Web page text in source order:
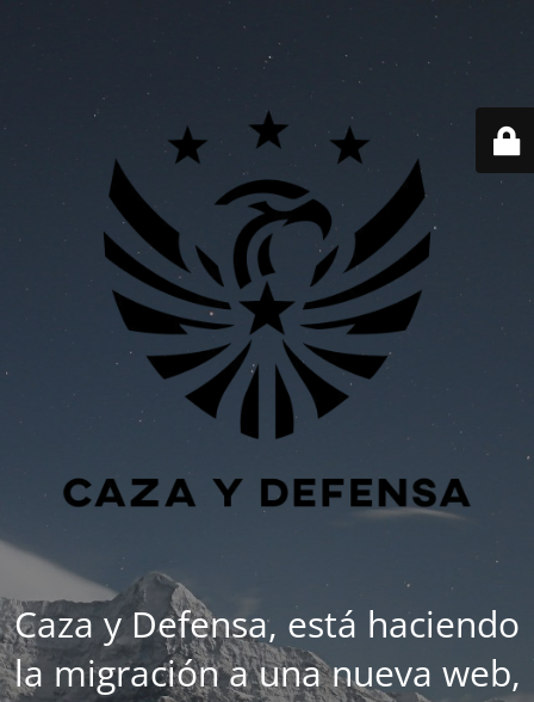
Caza y Defensa, está haciendo
la migración a una nueva web,